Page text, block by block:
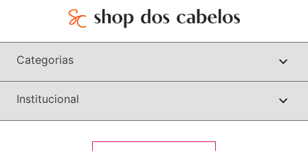
Categorias
Institucional